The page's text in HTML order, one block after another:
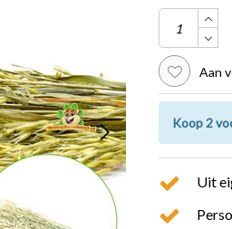
Aan
Koop 2
Uit